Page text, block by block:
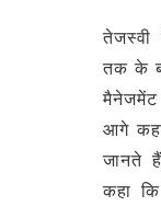
तेजस्वी
तक के
मैनेजमेंट
आगे
जानते
कहा